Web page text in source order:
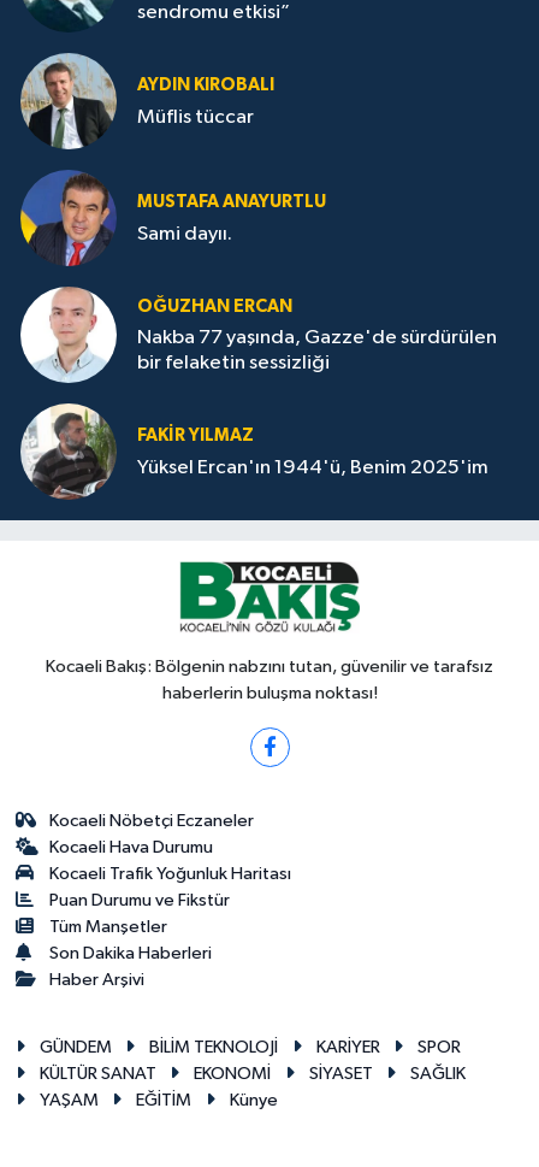
sendromu etkisi”
AYDIN KIROBALI
Müflis tüccar
MUSTAFA ANAYURTLU
Sami dayıı.
OĞUZHAN ERCAN
Nakba 77 yaşında, Gazze'de sürdürülen
bir felaketin sessizliği
FAKİR YILMAZ
Yüksel Ercan'ın 1944'ü, Benim 2025'im
Kocaeli Bakış: Bölgenin nabzını tutan, güvenilir ve tarafsız
haberlerin buluşma noktası!
Kocaeli Nöbetçi Eczaneler
Kocaeli Hava Durumu
Kocaeli Trafik Yoğunluk Haritası
Puan Durumu ve Fikstür
Tüm Manşetler
Son Dakika Haberleri
Haber Arşivi
GÜNDEM BİLİM TEKNOLOJİ KARİYER
SPOR
KÜLTÜR SANAT
EKONOMİ SİYASET
SAĞLIK
YAŞAM
EĞİTİM Künye